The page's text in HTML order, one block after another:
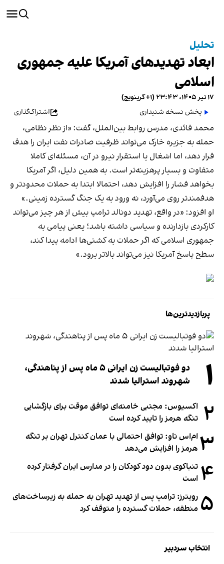
تحلیل
ابعاد تهدیدهای آمریکا علیه جمهوری
اسلامی
۱۷ تیر ۱۴۰۵، ۲۳:۴۳ (‎+۱ گرینویچ)
پخش نسخه شنیداری
اشتراک‌گذاری
محمد قائدی، مدرس روابط بین‌الملل، گفت: «از نظر نظامی،
حمله به جزیره خارک می‌تواند ظرفیت صادرات نفت ایران را هدف
قرار دهد، اما اشغال یا استقرار نیرو در آن، مسئله‌ای کاملا
متفاوت و بسیار پرهزینه‌تر است. به همین دلیل، اگر آمریکا
بخواهد فشار را افزایش دهد، احتمالا ابتدا به حملات محدودتر و
هدفمندتر روی می‌آورد، نه ورود به یک جنگ گسترده زمینی.»
او افزود: «در واقع، تهدید دونالد ترامپ بیش از هر چیز می‌تواند
کارکردی بازدارنده و سیاسی داشته باشد؛ یعنی پیامی به
جمهوری اسلامی که اگر حملات به کشتی‌ها ادامه پیدا کند،
سطح پاسخ آمریکا نیز می‌تواند بالاتر برود.»
پربازدیدترین‌ها
۱
دو فوتبالیست زن ایرانی ۵ ماه پس از پناهندگی،
شهروند استرالیا شدند
۲ اکسیوس: مجتبی خامنه‌ای توافق موقت برای بازگشایی
تنگه هرمز را تایید کرده است
۳ ام‌اس ناو: توافق احتمالی با عمان کنترل تهران بر تنگه
هرمز را افزایش می‌دهد
۴ تنباکوی بدون دود کودکان را در مدارس ایران گرفتار کرده
است
۵ رویترز: ترامپ پس از تهدید تهران به حمله به زیرساخت‌های
منطقه، حملات گسترده را متوقف کرد
انتخاب سردبیر